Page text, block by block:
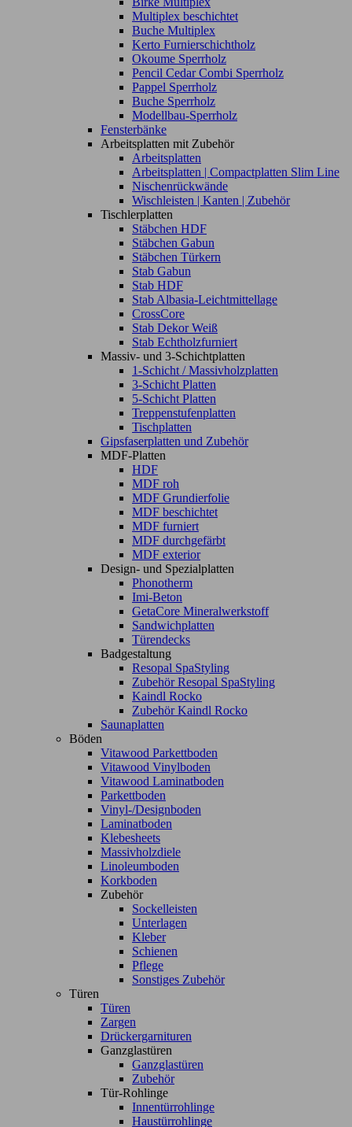
Multiplex beschichtet
Buche Multiplex
Kerto Furnierschichtholz
Okoume Sperrholz
Pencil Cedar Combi Sperrholz
Pappel Sperrholz
Buche Sperrholz
Modellbau-Sperrholz
Fensterbänke
Arbeitsplatten mit Zubehör
Arbeitsplatten
Arbeitsplatten | Compactplatten Slim Line
Nischenrückwände
Wischleisten | Kanten | Zubehör
Tischlerplatten
Stäbchen HDF
Stäbchen Gabun
Stäbchen Türkern
Stab Gabun
Stab HDF
Stab Albasia-Leichtmittellage
CrossCore
Stab Dekor Weiß
Stab Echtholzfurniert
Massiv- und 3-Schichtplatten
1-Schicht / Massivholzplatten
3-Schicht Platten
5-Schicht Platten
Treppenstufenplatten
Tischplatten
Gipsfaserplatten und Zubehör
MDF-Platten
HDF
MDF roh
MDF Grundierfolie
MDF beschichtet
MDF furniert
MDF durchgefärbt
MDF exterior
Design- und Spezialplatten
Phonotherm
Imi-Beton
GetaCore Mineralwerkstoff
Sandwichplatten
Türendecks
Badgestaltung
Resopal SpaStyling
Zubehör Resopal SpaStyling
Kaindl Rocko
Zubehör Kaindl Rocko
Saunaplatten
Böden
Vitawood Parkettboden
Vitawood Vinylboden
Vitawood Laminatboden
Parkettboden
Vinyl-/Designboden
Laminatboden
Klebesheets
Massivholzdiele
Linoleumboden
Korkboden
Zubehör
Sockelleisten
Unterlagen
Kleber
Schienen
Pflege
Sonstiges Zubehör
Türen
Türen
Zargen
Drückergarnituren
Ganzglastüren
Ganzglastüren
Zubehör
Tür-Rohlinge
Innentürrohlinge
Haustürrohlinge